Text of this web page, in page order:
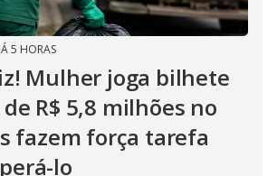
5 HORAS
Mulher joga bilhete
R$ 5,8 milhões no
fazem força tarefa
lo